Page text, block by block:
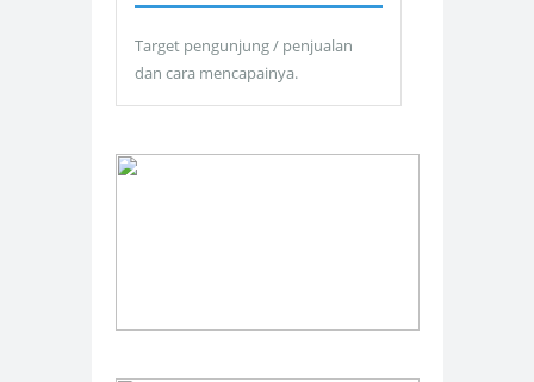
Target pengunjung / penjualan
dan cara mencapainya.